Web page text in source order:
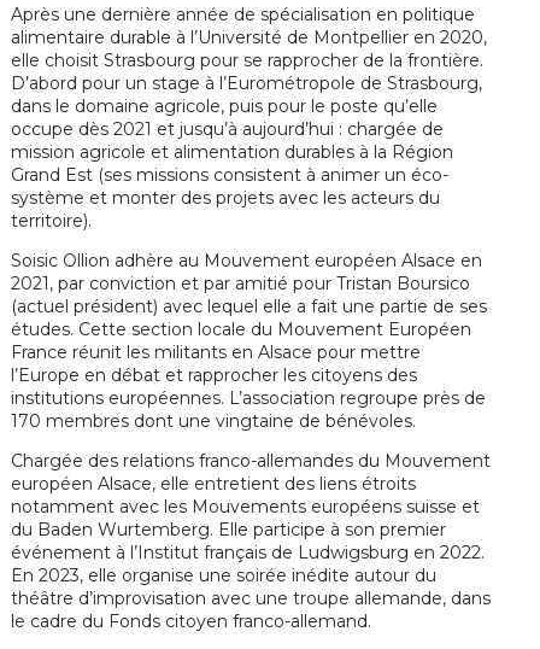
Après une dernière année de spécialisation en politique
alimentaire durable à l’Université de Montpellier en 2020,
elle choisit Strasbourg pour se rapprocher de la frontière.
D’abord pour un stage à l’Eurométropole de Strasbourg,
dans le domaine agricole, puis pour le poste qu’elle
occupe dès 2021 et jusqu’à aujourd’hui : chargée de
mission agricole et alimentation durables à la Région
Grand Est (ses missions consistent à animer un éco-
système et monter des projets avec les acteurs du
territoire).
Soisic Ollion adhère au Mouvement européen Alsace en
2021, par conviction et par amitié pour Tristan Boursico
(actuel président) avec lequel elle a fait une partie de ses
études. Cette section locale du Mouvement Européen
France réunit les militants en Alsace pour mettre
l’Europe en débat et rapprocher les citoyens des
institutions européennes. L’association regroupe près de
170 membres dont une vingtaine de bénévoles.
Chargée des relations franco-allemandes du Mouvement
européen Alsace, elle entretient des liens étroits
notamment avec les Mouvements européens suisse et
du Baden Wurtemberg. Elle participe à son premier
événement à l’Institut français de Ludwigsburg en 2022.
En 2023, elle organise une soirée inédite autour du
théâtre d’improvisation avec une troupe allemande, dans
le cadre du Fonds citoyen franco-allemand.